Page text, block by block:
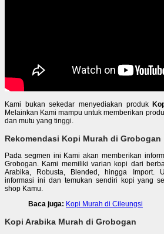
Kami bukan sekedar menyediakan produk
Melainkan Kami mampu untuk memberikan
dan mutu yang tinggi.
Rekomendasi Kopi Murah di Grobogan
Pada segmen ini Kami akan memberikan
Grobogan. Kami memiliki varian kopi dari
Arabika, Robusta, Blended, hingga Import.
informasi ini dan temukan sendiri kopi yang
shop Kamu.
Baca juga: Kopi Murah di Cileungsi
Kopi Arabika Murah di Grobogan